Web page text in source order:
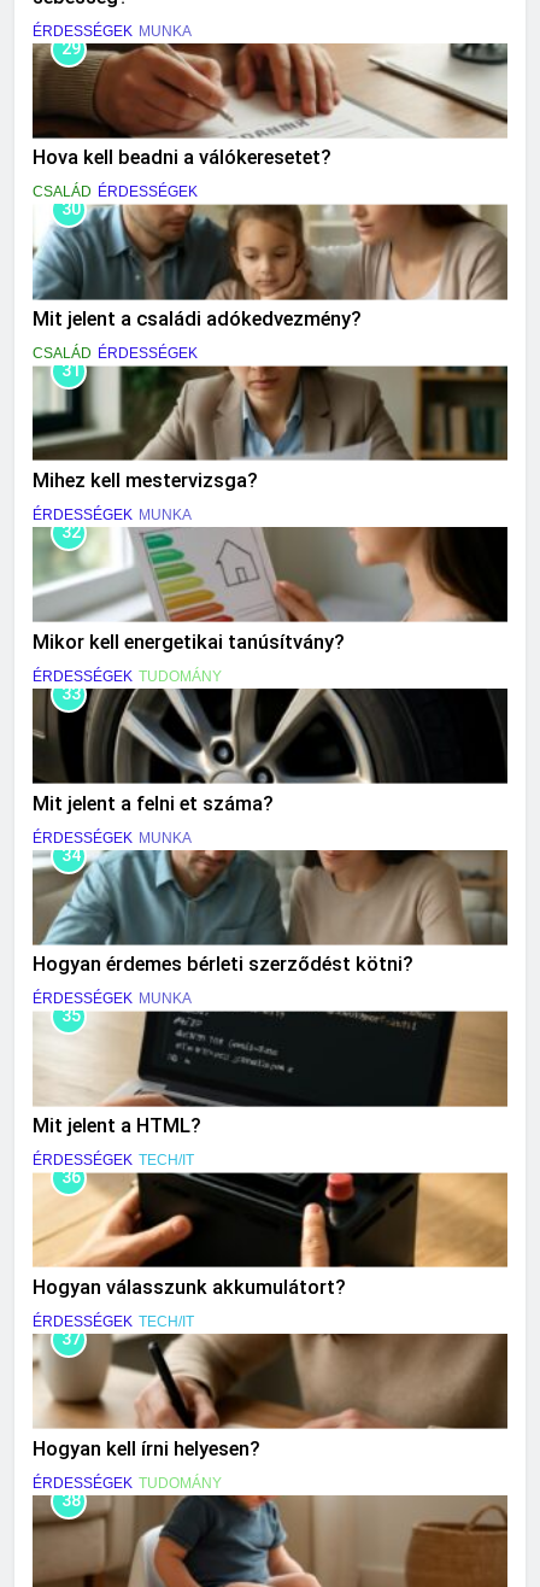
ÉRDESSÉGEK MUNKA
29
Hova kell beadni a válókeresetet?
CSALÁD ÉRDESSÉGEK
30
Mit jelent a családi adókedvezmény?
CSALÁD ÉRDESSÉGEK
31
Mihez kell mestervizsga?
ÉRDESSÉGEK MUNKA
32
Mikor kell energetikai tanúsítvány?
ÉRDESSÉGEK TUDOMÁNY
33
Mit jelent a felni et száma?
ÉRDESSÉGEK MUNKA
34
Hogyan érdemes bérleti szerződést kötni?
ÉRDESSÉGEK MUNKA
35
Mit jelent a HTML?
ÉRDESSÉGEK TECH/IT
36
Hogyan válasszunk akkumulátort?
ÉRDESSÉGEK TECH/IT
37
Hogyan kell írni helyesen?
ÉRDESSÉGEK TUDOMÁNY
38